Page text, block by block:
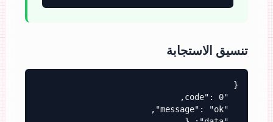
تنسيق الاستجابة